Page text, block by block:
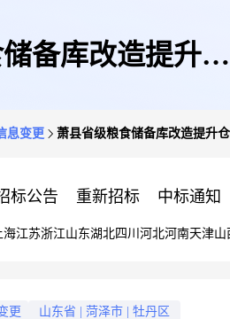
备库改造提升仓
息变更 萧县省级粮食储备库改造提升
标公告 重新招标 中标通知
海江苏浙江山东湖北四川 河北河南天津山
更 山东省 菏泽市 牡丹区